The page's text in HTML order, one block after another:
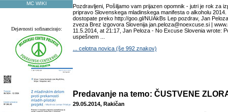
MC WIKI
Dejavnosti sofinancirajo:
Pozdravljeni, Pošiljamo vam prijazen opomnik - jutri je rok za
pripravo Slovenskega mladinskega manifesta o alkoholu 2014.
dostopate preko http://goo.gl/NUAkBs Lep pozdrav, Jan
zveza Brez izgovora Slovenija jan.peloza@noexcuse.si |
11.5.2014, at 21:17, Jan Peloza - No Excuse Slovenia wrote:
uspešnem ...
... celotna novica (še 992 znakov)
Predavanje na temo: ČUSTVENE
29.05.2014, Rakičan